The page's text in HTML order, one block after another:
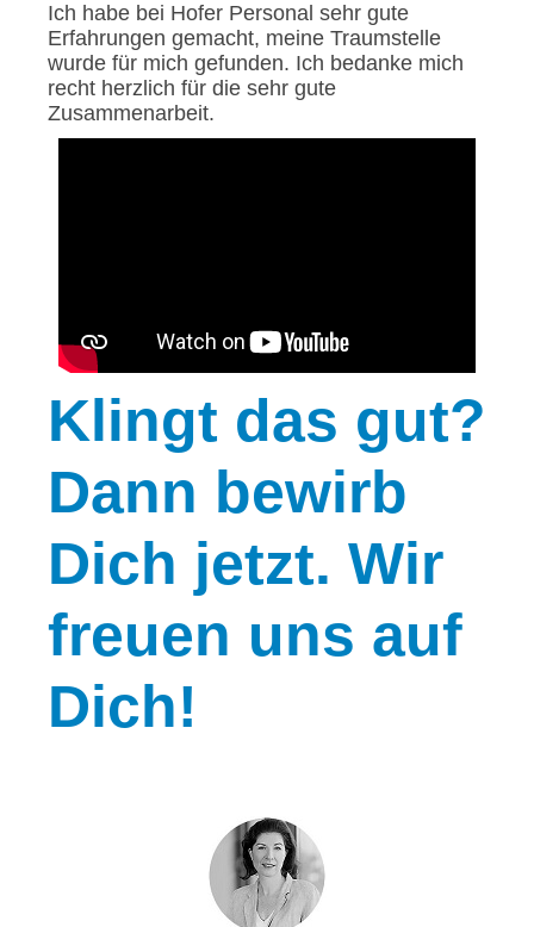
Ich habe bei Hofer Personal sehr gute
Erfahrungen gemacht, meine Traumstelle
wurde für mich gefunden. Ich bedanke mich
recht herzlich für die sehr gute
Zusammenarbeit.
Klingt das gut?
Dann bewirb
Dich jetzt. Wir
freuen uns auf
Dich!